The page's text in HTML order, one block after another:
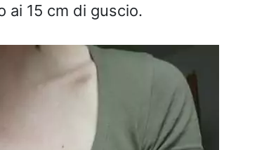
ai 15 cm di guscio.